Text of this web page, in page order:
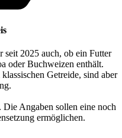
2025 auch, ob ein Futter
oder Buchweizen enthält.
Getreide, sind aber
Angaben sollen eine noch
ermöglichen.